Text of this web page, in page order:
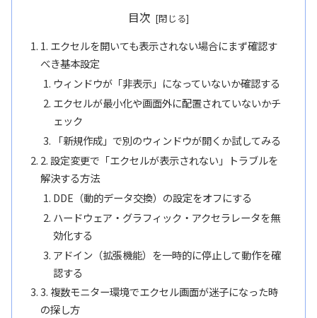
目次
1. エクセルを開いても表示されない場合にまず確認す
べき基本設定
ウィンドウが「非表示」になっていないか確認する
エクセルが最小化や画面外に配置されていないかチ
ェック
「新規作成」で別のウィンドウが開くか試してみる
2. 設定変更で「エクセルが表示されない」トラブルを
解決する方法
DDE（動的データ交換）の設定をオフにする
ハードウェア・グラフィック・アクセラレータを無
効化する
アドイン（拡張機能）を一時的に停止して動作を確
認する
3. 複数モニター環境でエクセル画面が迷子になった時
の探し方